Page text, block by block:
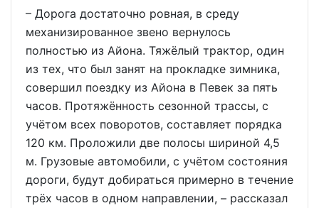
– Дорога достаточно ровная, в среду
механизированное звено вернулось
полностью из Айона. Тяжёлый трактор, один
из тех, что был занят на прокладке зимника,
совершил поездку из Айона в Певек за пять
часов. Протяжённость сезонной трассы, с
учётом всех поворотов, составляет порядка
120 км. Проложили две полосы шириной 4,5
м. Грузовые автомобили, с учётом состояния
дороги, будут добираться примерно в течение
трёх часов в одном направлении, – рассказал